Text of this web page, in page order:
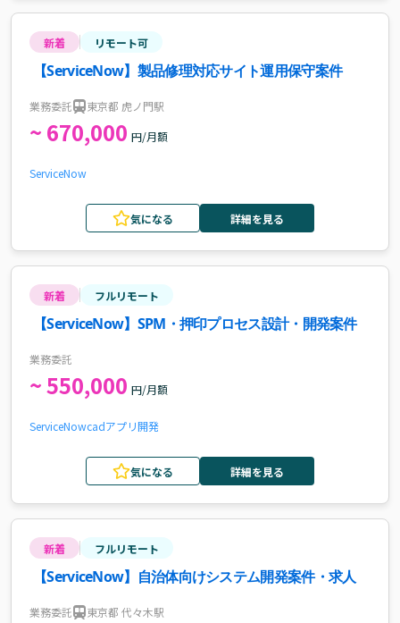
新着 リモート可
【ServiceNow】製品修理対応サイト運用保守案件
業務委託 東京都 虎ノ門駅
~ 670,000 円/月額
ServiceNow
気になる 詳細を見る
新着 フルリモート
【ServiceNow】SPM・押印プロセス設計・開発案件
業務委託
~ 550,000 円/月額
ServiceNowcadアプリ開発
気になる 詳細を見る
新着 フルリモート
【ServiceNow】自治体向けシステム開発案件・求人
業務委託 東京都 代々木駅